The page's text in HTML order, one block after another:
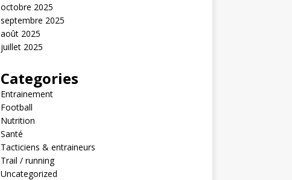
octobre 2025
septembre 2025
août 2025
juillet 2025
Categories
Entrainement
Football
Nutrition
Santé
Tacticiens & entraineurs
Trail / running
Uncategorized